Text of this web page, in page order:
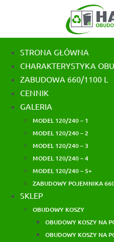
STRONA GŁÓWNA
CHARAKTERYSTYKA
ZABUDOWA 660/1100 L
CENNIK
GALERIA
MODEL 120/240 – 1
MODEL 120/240 – 2
MODEL 120/240 – 3
MODEL 120/240 – 4
MODEL 120/240 – 5+
ZABUDOWY POJEMNIKA
SKLEP
OBUDOWY KOSZY
OBUDOWY KOSZY NA
OBUDOWY KOSZY NA